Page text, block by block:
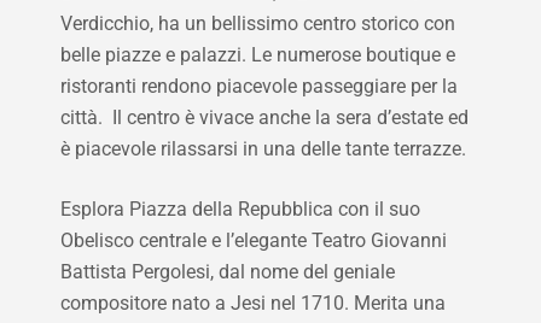
Verdicchio, ha un bellissimo centro storico con
belle piazze e palazzi. Le numerose boutique e
ristoranti rendono piacevole passeggiare per la
città. Il centro è vivace anche la sera d’estate ed
è piacevole rilassarsi in una delle tante terrazze.
Esplora Piazza della Repubblica con il suo
Obelisco centrale e l’elegante Teatro Giovanni
Battista Pergolesi, dal nome del geniale
compositore nato a Jesi nel 1710. Merita una